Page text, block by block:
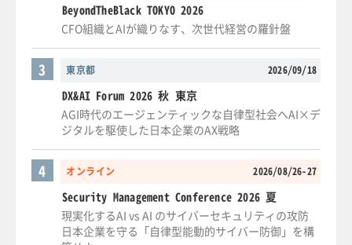
BeyondTheBlack TOKYO 2026
CFO組織とAIが織りなす、次世代経営の羅針盤
東京都 2026/09/18
3
DX&AI Forum 2026 秋 東京
AGI時代のエージェンティックな自律型社会へAI×デ
ジタルを駆使した日本企業のAX戦略
オンライン 2026/08/26-27
4
Security Management Conference 2026 夏
現実化するAI vs AI のサイバーセキュリティの攻防
日本企業を守る「自律型能動的サイバー防御」を構